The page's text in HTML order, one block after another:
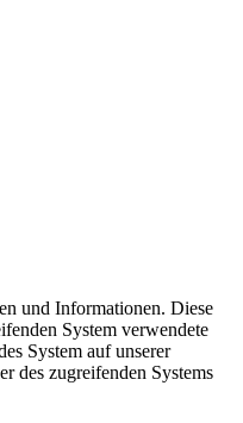
und Informationen. Diese
System verwendete
System auf unserer
des zugreifenden Systems